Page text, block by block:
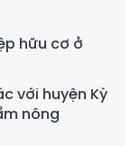
hữu cơ ở
với huyện Kỳ
nông